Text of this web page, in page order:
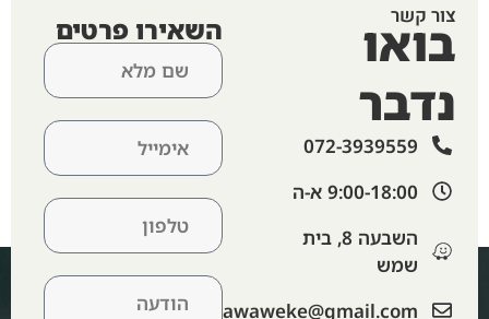
צור קשר
בואו
נדבר
072-3939559
9:00-18:00 א-ה​
השבעה 8, בית
שמש
‫lawaweke@gmail.com‬
השאירו פרטים